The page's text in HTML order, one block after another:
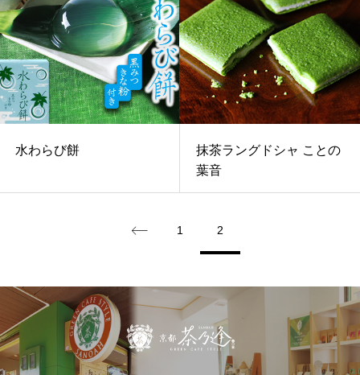
水わらび餅
抹茶ラングドシャ ことの
葉音
1 2